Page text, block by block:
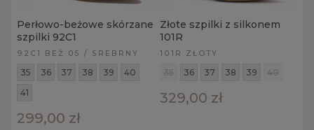
Perłowo-beżowe skórzane
szpilki 92C1
92C1 BEŻ 05 / SREBRNY
35 36 37 38 39
40
41
299,00 zł
Złote szpilki z silkonem
101R
101R ZŁOTY
35 36 37 38 39 40
329,00 zł